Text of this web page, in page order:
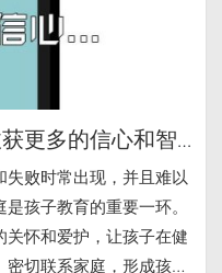
更多的信心和智
败时常出现，并且难以
孩子教育的重要一环。
怀和爱护，让孩子在健
切联系家庭，形成孩子